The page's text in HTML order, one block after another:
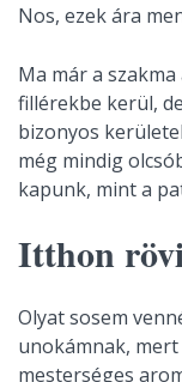
Nos, ezek ára
Ma már a
fillérekbe kerül,
bizonyos
még mindig
kapunk, mint a
Itthon
Olyat sosem
unokámnak,
mesterséges